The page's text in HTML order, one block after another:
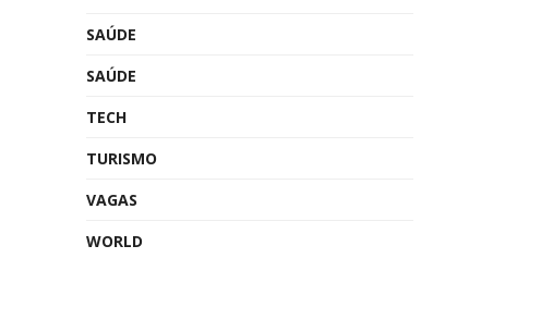
SAÚDE
SAÚDE
TECH
TURISMO
VAGAS
WORLD